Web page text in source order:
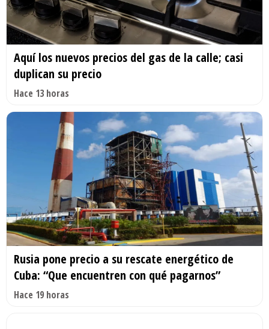
Aquí los nuevos precios del gas de la calle; casi
duplican su precio
Hace 13 horas
Rusia pone precio a su rescate energético de
Cuba: “Que encuentren con qué pagarnos”
Hace 19 horas